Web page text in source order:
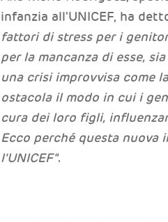
infanzia all'UNICEF, ha
fattori di stress per i
per la mancanza di esse,
una crisi improvvisa come
ostacola il modo in cui i
cura dei loro figli,
Ecco perché questa nuova
l'UNICEF".